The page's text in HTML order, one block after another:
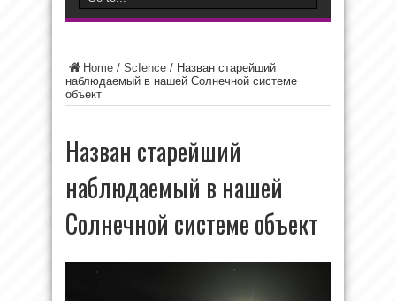
Home / ScIence / Назван старейший
наблюдаемый в нашей Солнечной системе
объект
Назван старейший
наблюдаемый в нашей
Солнечной системе объект